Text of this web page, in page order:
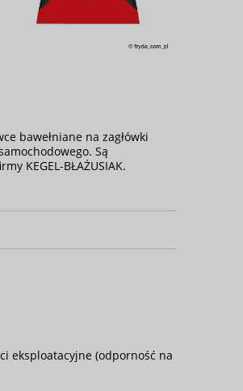
bawełniane na zagłówki
Są
KEGEL-BŁAŻUSIAK.
eksploatacyjne (odporność na